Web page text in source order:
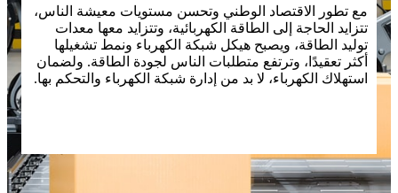
مع تطور الاقتصاد الوطني وتحسن مستويات معيشة الناس،
تتزايد الحاجة إلى الطاقة الكهربائية، وتتزايد معها معدات
توليد الطاقة، ويصبح هيكل شبكة الكهرباء ونمط تشغيلها
أكثر تعقيدًا، وترتفع متطلبات الناس لجودة الطاقة. ولضمان
استهلاك الكهرباء، لا بد من إدارة شبكة الكهرباء والتحكم بها.